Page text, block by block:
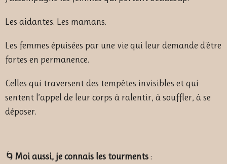
Les aidantes. Les mamans.
Les femmes épuisées par une vie qui leur demande d'être
fortes en permanence.
Celles qui traversent des tempêtes invisibles et qui
sentent l’appel de leur corps à ralentir, à souffler, à se
déposer.
🌀 Moi aussi, je connais les tourments: